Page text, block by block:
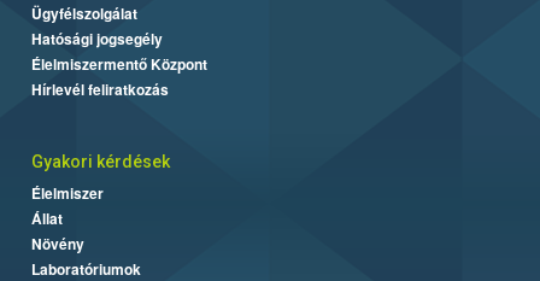
Ügyfélszolgálat
Hatósági jogsegély
Élelmiszermentő Központ
Hírlevél feliratkozás
Gyakori kérdések
Élelmiszer
Állat
Növény
Laboratóriumok